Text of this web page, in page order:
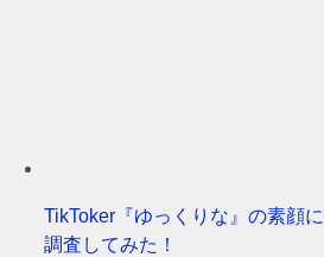
TikToker『ゆっくりな』の素顔
調査してみた！